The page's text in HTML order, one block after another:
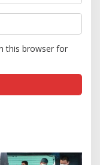
this browser for